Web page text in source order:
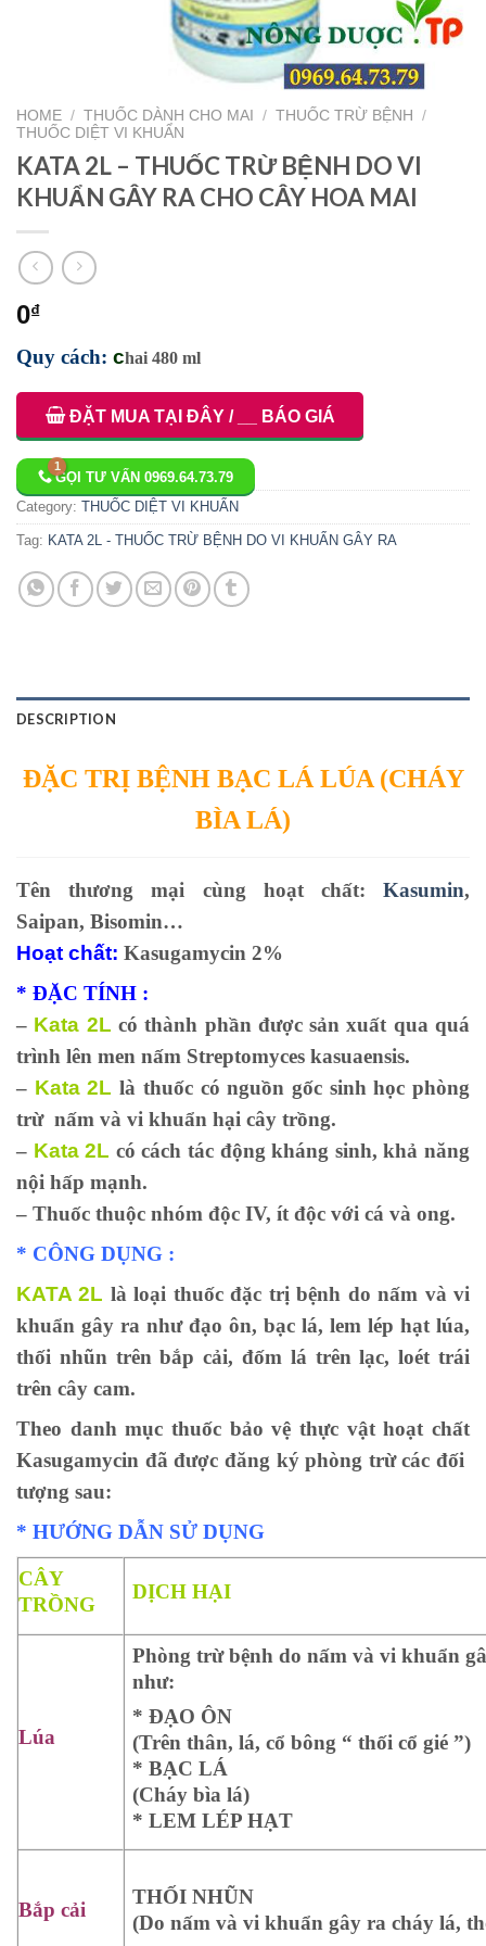
HOME / THUỐC DÀNH CHO MAI / THUỐC TRỪ BỆNH
/
THUỐC DIỆT VI KHUẨN
KATA 2L – THUỐC TRỪ BỆNH DO VI
KHUẨN GÂY RA CHO CÂY HOA MAI
0₫
Quy cách: chai 480 ml
ĐẶT MUA TẠI ĐÂY / __ BÁO GIÁ
GỌI TƯ VẤN 0969.64.73.79
Category: THUỐC DIỆT VI KHUẨN
Tag: KATA 2L - THUỐC TRỪ BỆNH DO VI KHUẨN GÂY RA
DESCRIPTION
ĐẶC TRỊ BỆNH BẠC LÁ LÚA (CHÁY
BÌA LÁ)
Tên thương mại cùng hoạt chất: Kasumin,
Saipan, Bisomin…
Hoạt chất: Kasugamycin 2%
* ĐẶC TÍNH :
– Kata 2L có thành phần được sản xuất qua quá
trình lên men nấm Streptomyces kasuaensis.
– Kata 2Llà thuốc có nguồn gốc sinh học phòng
trừ nấm và vi khuẩn hại cây trồng.
– Kata 2L có cách tác động kháng sinh, khả năng
nội hấp mạnh.
– Thuốc thuộc nhóm độc IV, ít độc với cá và ong.
* CÔNG DỤNG :
KATA 2L là loại thuốc đặc trị bệnh do nấm và vi
khuẩn gây ra như đạo ôn, bạc lá, lem lép hạt lúa,
thối nhũn trên bắp cải, đốm lá trên lạc, loét trái
trên cây cam.
Theo danh mục thuốc bảo vệ thực vật hoạt chất
Kasugamycin đã được đăng ký phòng trừ các đối
tượng sau:
* HƯỚNG DẪN SỬ DỤNG
CÂY
TRỒNG
DỊCH HẠI
Lúa
Phòng trừ bệnh do nấm và vi khuẩn
như:
* ĐẠO ÔN
(Trên thân, lá, cổ bông “ thối cổ gié ”)
* BẠC LÁ
(Cháy bìa lá)
* LEM LÉP HẠT
Bắp cải
THỐI NHŨN
(Do nấm và vi khuẩn gây ra cháy lá,